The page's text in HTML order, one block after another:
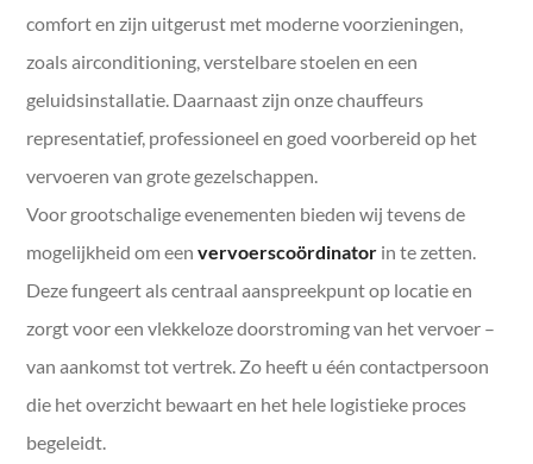
comfort en zijn uitgerust met moderne voorzieningen,
zoals airconditioning, verstelbare stoelen en een
geluidsinstallatie. Daarnaast zijn onze chauffeurs
representatief, professioneel en goed voorbereid op het
vervoeren van grote gezelschappen.
Voor grootschalige evenementen bieden wij tevens de
mogelijkheid om eenvervoerscoördinator in te zetten.
Deze fungeert als centraal aanspreekpunt op locatie en
zorgt voor een vlekkeloze doorstroming van het vervoer –
van aankomst tot vertrek. Zo heeft u één contactpersoon
die het overzicht bewaart en het hele logistieke proces
begeleidt.